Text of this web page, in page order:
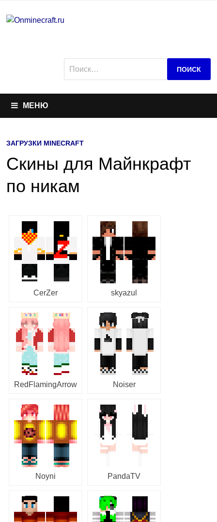
МЕНЮ
ЗАГРУЗКИ MINECRAFT
Скины для Майнкрафт
по никам
CerZer skyazul
RedFlamingArrow Noiser
Noyni PandaTV